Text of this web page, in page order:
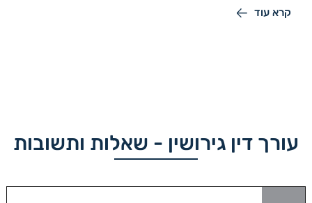
קרא עוד
עורך דין גירושין - שאלות ותשובות